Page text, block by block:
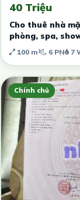
40 Triệu
Cho thuê nhà
phòng, spa,
100 m² 6 PN 7
Chính chủ